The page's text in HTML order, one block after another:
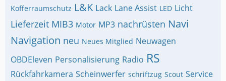
Kofferraumschutz L&K Lack Lane Assist LED Licht
Lieferzeit MIB3 Motor MP3 nachrüsten Navi
Navigation neu Neues Mitglied Neuwagen
OBDEleven Personalisierung Radio RS
Rückfahrkamera Scheinwerfer schriftzug Scout Service